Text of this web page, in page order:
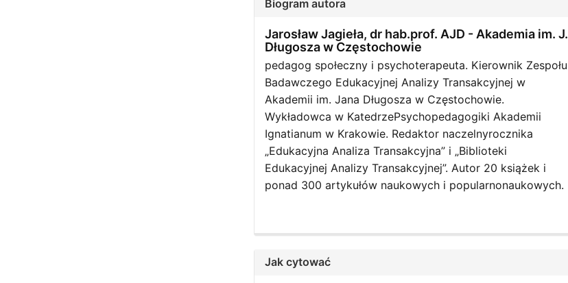
Biogram autora
Jarosław Jagieła, dr hab.prof. AJD - Akademia im. J.
Długosza w Częstochowie
pedagog społeczny i psychoterapeuta. Kierownik Zespołu
Badawczego Edukacyjnej Analizy Transakcyjnej w
Akademii im. Jana Długosza w Częstochowie.
Wykładowca w KatedrzePsychopedagogiki Akademii
Ignatianum w Krakowie. Redaktor naczelnyrocznika
„Edukacyjna Analiza Transakcyjna” i „Biblioteki
Edukacyjnej Analizy Transakcyjnej”. Autor 20 książek i
ponad 300 artykułów naukowych i popularnonaukowych.
Jak cytować